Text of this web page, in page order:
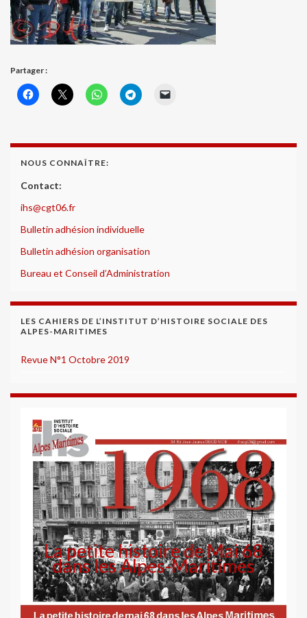
Partager :
NOUS CONNAÎTRE:
Contact:
ihs@cgt06.fr
Bulletin adhésion individuelle
Bulletin adhésion organisation
Bureau et Conseil d’Administration
LES CAHIERS DE L’INSTITUT D’HISTOIRE SOCIALE DES
ALPES-MARITIMES
Revue N°1 Octobre 2019
La petite histoire de Mai 68
dans les Alpes-Maritimes